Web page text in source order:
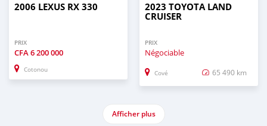
2006 LEXUS RX 330
PRIX
CFA6 200 000
Cotonou
2023 TOYOTA LAND
CRUISER
PRIX
Négociable
Cové 65 490 km
Afficher plus